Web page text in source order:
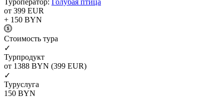
от 399 EUR
+ 150 BYN
Cтоимость тура
✓
Турпродукт
от 1388 BYN (399 EUR)
✓
Туруслуга
150 BYN